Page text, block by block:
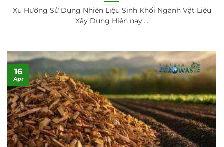
Xu Hướng Sử Dụng Nhiên Liệu Sinh Khối Ngành Vật Liệu
Xây Dựng Hiện nay,...
16
Apr